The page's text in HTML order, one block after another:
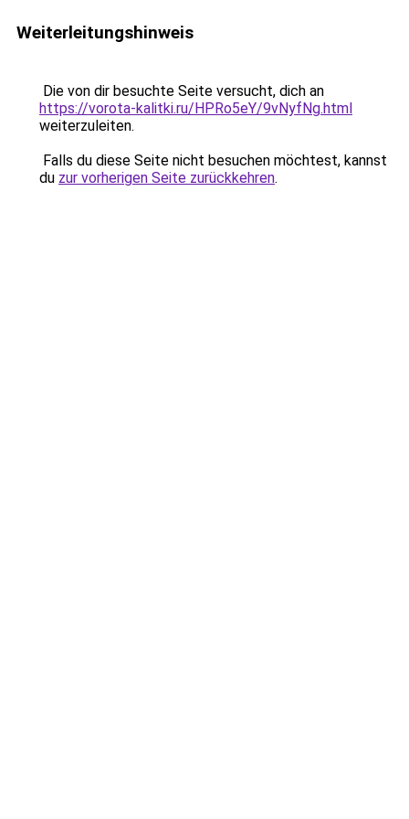
Weiterleitungshinweis
Die von dir besuchte Seite versucht, dich an
https://vorota-kalitki.ru/HPRo5eY/9vNyfNg.html
weiterzuleiten.
Falls du diese Seite nicht besuchen möchtest, kannst
du zur vorherigen Seite zurückkehren.